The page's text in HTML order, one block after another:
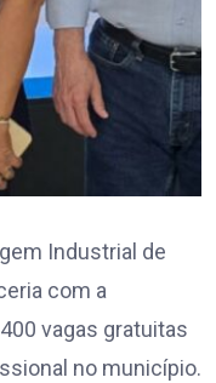
Industrial de
com a
vagas gratuitas
no município.